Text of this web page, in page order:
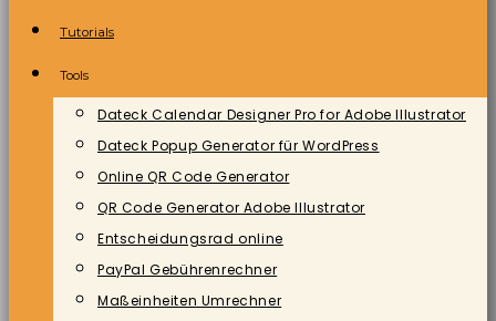
Tutorials
Tools
Dateck Calendar Designer Pro for Adobe Illustrator
Dateck Popup Generator für WordPress
Online QR Code Generator
QR Code Generator Adobe Illustrator
Entscheidungsrad online
PayPal Gebührenrechner
Maßeinheiten Umrechner